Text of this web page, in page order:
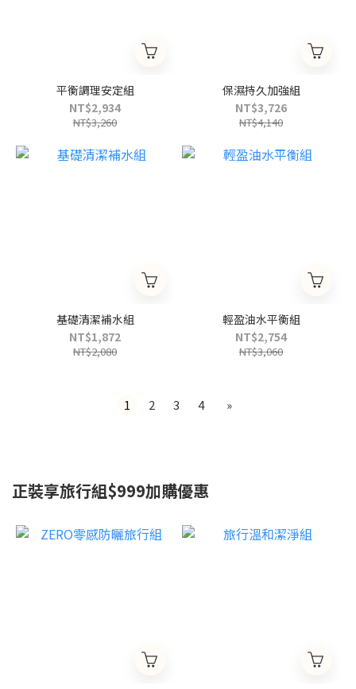
平衡調理安定組
NT$2,934
NT$3,260
保濕持久加強組
NT$3,726
NT$4,140
基礎清潔補水組
NT$1,872
NT$2,080
輕盈油水平衡組
NT$2,754
NT$3,060
1 2 3 4 »
正裝享旅行組$999加購優惠